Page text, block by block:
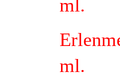
ml.
ml.